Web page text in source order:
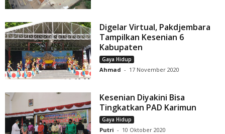
Digelar Virtual, Pakdjembara
Tampilkan Kesenian 6
Kabupaten
Gaya Hidup
Ahmad - 17 November 2020
Kesenian Diyakini Bisa
Tingkatkan PAD Karimun
Gaya Hidup
Putri - 10 Oktober 2020